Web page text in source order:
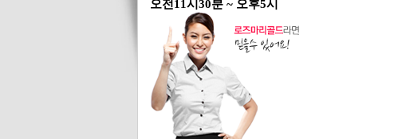
오전11시30분 ~ 오후5시